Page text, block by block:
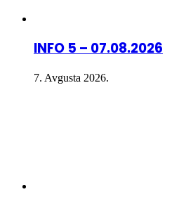
INFO 5 – 07.08.2026
7. Avgusta 2026.